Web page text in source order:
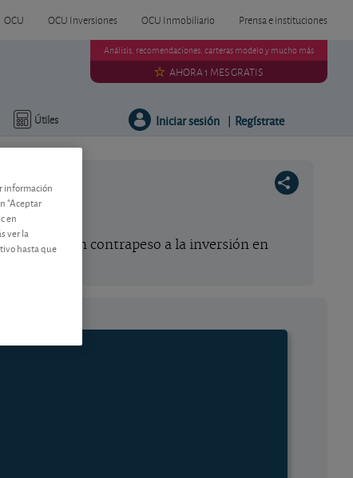
OCU OCU Inversiones OCU Inmobiliario Prensa e instituciones
Útiles
Análisis, recomendaciones, carteras modelo y mucho más
AHORA 1 MES GRATIS
Iniciar sesión | Regístrate
ser un buen contrapeso a la inversión en
información
"Aceptar
en
ver la
hasta que